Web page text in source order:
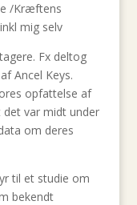
/Kræftens
mig selv
Fx deltog
Ancel Keys.
opfattelse af
var midt under
om deres
til et studie om
bekendt